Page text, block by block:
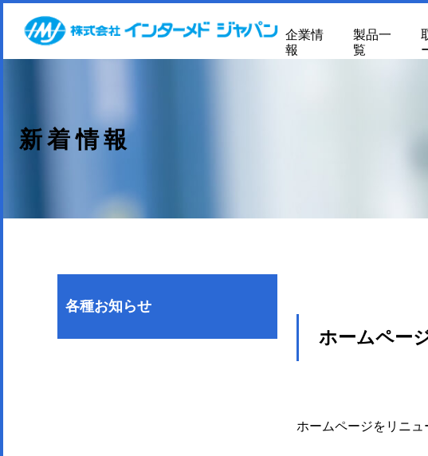
企業情
報
製品一
覧
新着情報
各種お知らせ
ホームペー
ホームページをリニュ